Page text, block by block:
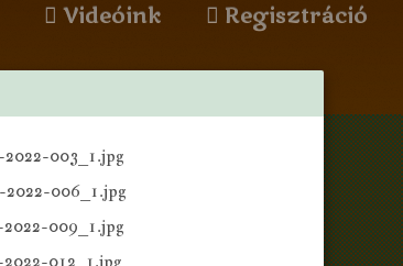
Videóink Regisztráció